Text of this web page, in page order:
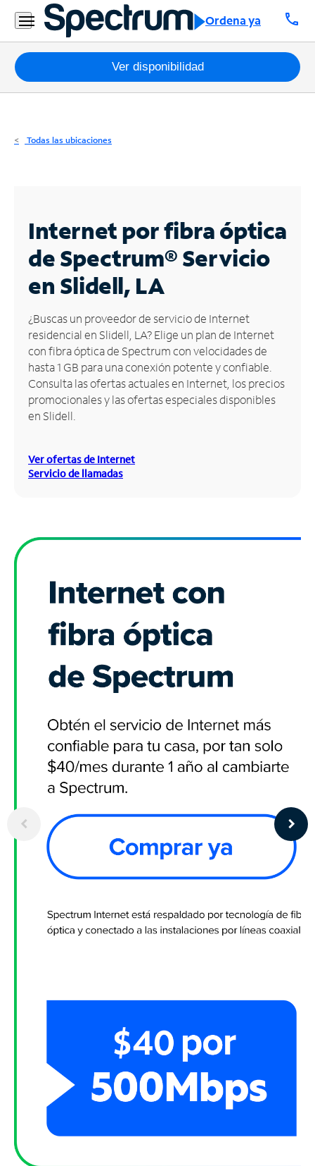
Ordena ya call
Residencial
Business
Paquetes
Internet
Business
Contáctanos
Inglés
Administrar
cuenta
Encuentra
una
tienda
Ver disponibilidad
Todas las ubicaciones
Internet por fibra óptica
de Spectrum®Servicio
en Slidell, LA
¿Buscas un proveedor de servicio de Internet
residencial en Slidell, LA? Elige un plan de Internet
con fibra óptica de Spectrum con velocidades de
hasta 1 GB para una conexión potente y confiable.
Consulta las ofertas actuales en Internet, los precios
promocionales y las ofertas especiales disponibles
en Slidell.
Ver ofertas de Internet
Servicio de llamadas